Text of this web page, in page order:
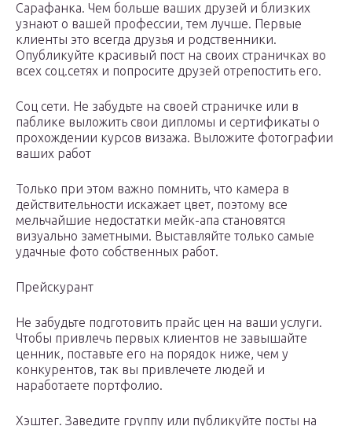
Сарафанка. Чем больше ваших друзей и близких
узнают о вашей профессии, тем лучше. Первые
клиенты это всегда друзья и родственники.
Опубликуйте красивый пост на своих страничках во
всех соц.сетях и попросите друзей отрепостить его.
Соц сети. Не забудьте на своей страничке или в
паблике выложить свои дипломы и сертификаты о
прохождении курсов визажа. Выложите фотографии
ваших работ
Только при этом важно помнить, что камера в
действительности искажает цвет, поэтому все
мельчайшие недостатки мейк-апа становятся
визуально заметными. Выставляйте только самые
удачные фото собственных работ.
Прейскурант
Не забудьте подготовить прайс цен на ваши услуги.
Чтобы привлечь первых клиентов не завышайте
ценник, поставьте его на порядок ниже, чем у
конкурентов, так вы привлечете людей и
наработаете портфолио.
Хэштег. Заведите группу или публикуйте посты на